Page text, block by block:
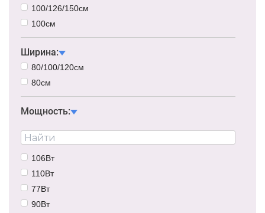
100/126/150см
100см
Ширина:
80/100/120см
80см
Мощность:
106Вт
110Вт
77Вт
90Вт